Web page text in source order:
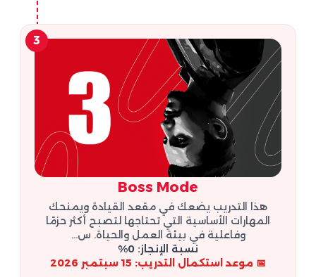
3
Boss Mode
هذا التدريب يضعك في مقعد القيادة ويمنحك
المهارات الأساسية التي تحتاجها لتصبح أكثر حزمًا
وفاعلية في بيئة العمل والحياة. س...
نسبة الإنجاز: 0%
📅 موعد استكمال التدريب: 15 سبتمبر 2026